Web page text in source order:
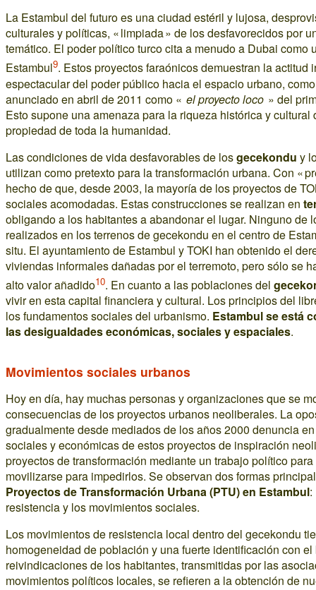
La Estambul del futuro es una ciudad estéril y lujosa,
culturales y políticas, « limpiada » de los desfavorecidos por
temático. El poder político turco cita a menudo a Dubai como
Estambul9. Estos proyectos faraónicos demuestran la actitud
espectacular del poder público hacia el espacio urbano,
anunciado en abril de 2011 como « el proyecto loco » del
Esto supone una amenaza para la riqueza histórica y
propiedad de toda la humanidad.
Las condiciones de vida desfavorables de losgecekondu y
utilizan como pretexto para la transformación urbana. Con «
hecho de que, desde 2003, la mayoría de los proyectos de
sociales acomodadas. Estas construcciones se realizan en
obligando a los habitantes a abandonar el lugar. Ninguno de
realizados en los terrenos de gecekondu en el centro de
situ. El ayuntamiento de Estambul y TOKI han obtenido el
viviendas informales dañadas por el terremoto, pero sólo se
alto valor añadido10. En cuanto a las poblaciones del
vivir en esta capital financiera y cultural. Los principios del
los fundamentos sociales del urbanismo. Estambul se está
las desigualdades económicas, sociales y espaciales.
Movimientos sociales urbanos
Hoy en día, hay muchas personas y organizaciones que se
consecuencias de los proyectos urbanos neoliberales. La
gradualmente desde mediados de los años 2000 denuncia
sociales y económicas de estos proyectos de inspiración
proyectos de transformación mediante un trabajo político
movilizarse para impedirlos. Se observan dos formas
Proyectos de Transformación Urbana (PTU) en Estambul:
resistencia y los movimientos sociales.
Los movimientos de resistencia local dentro del gecekondu
homogeneidad de población y una fuerte identificación con
reivindicaciones de los habitantes, transmitidas por las
movimientos políticos locales, se refieren a la obtención de